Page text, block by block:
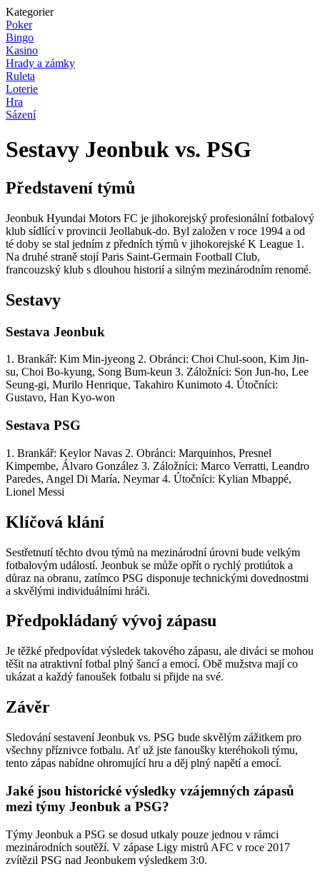
Kategorier
Poker
Bingo
Kasino
Hrady a zámky
Ruleta
Loterie
Hra
Sázení
Sestavy Jeonbuk vs. PSG
Představení týmů
Jeonbuk Hyundai Motors FC je jihokorejský profesionální fotbalový
klub sídlící v provincii Jeollabuk-do. Byl založen v roce 1994 a od
té doby se stal jedním z předních týmů v jihokorejské K League 1.
Na druhé straně stojí Paris Saint-Germain Football Club,
francouzský klub s dlouhou historií a silným mezinárodním renomé.
Sestavy
Sestava Jeonbuk
1. Brankář: Kim Min-jyeong 2. Obránci: Choi Chul-soon, Kim Jin-
su, Choi Bo-kyung, Song Bum-keun 3. Záložníci: Son Jun-ho, Lee
Seung-gi, Murilo Henrique, Takahiro Kunimoto 4. Útočníci:
Gustavo, Han Kyo-won
Sestava PSG
1. Brankář: Keylor Navas 2. Obránci: Marquinhos, Presnel
Kimpembe, Álvaro González 3. Záložníci: Marco Verratti, Leandro
Paredes, Angel Di María, Neymar 4. Útočníci: Kylian Mbappé,
Lionel Messi
Klíčová klání
Sestřetnutí těchto dvou týmů na mezinárodní úrovni bude velkým
fotbalovým událostí. Jeonbuk se může opřít o rychlý protiútok a
důraz na obranu, zatímco PSG disponuje technickými dovednostmi
a skvělými individuálními hráči.
Předpokládaný vývoj zápasu
Je těžké předpovídat výsledek takového zápasu, ale diváci se mohou
těšit na atraktivní fotbal plný šancí a emocí. Obě mužstva mají co
ukázat a každý fanoušek fotbalu si přijde na své.
Závěr
Sledování sestavení Jeonbuk vs. PSG bude skvělým zážitkem pro
všechny příznivce fotbalu. Ať už jste fanoušky kteréhokoli týmu,
tento zápas nabídne ohromující hru a děj plný napětí a emocí.
Jaké jsou historické výsledky vzájemných zápasů
mezi týmy Jeonbuk a PSG?
Týmy Jeonbuk a PSG se dosud utkaly pouze jednou v rámci
mezinárodních soutěží. V zápase Ligy mistrů AFC v roce 2017
zvítězil PSG nad Jeonbukem výsledkem 3:0.